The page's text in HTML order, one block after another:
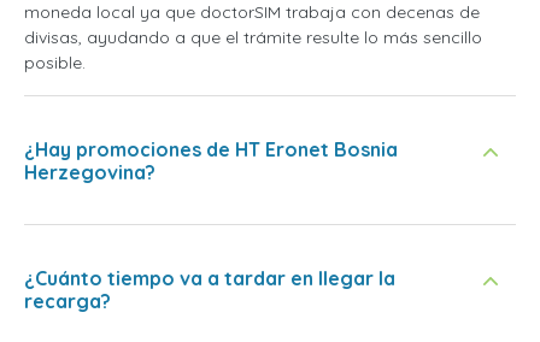
moneda local ya que doctorSIM trabaja con decenas de
divisas, ayudando a que el trámite resulte lo más sencillo
posible.
¿Hay promociones de HT Eronet Bosnia
Herzegovina?
¿Cuánto tiempo va a tardar en llegar la
recarga?